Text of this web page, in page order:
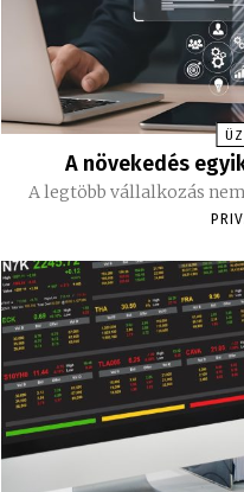
A növekedés
A legtöbb vállalkozás